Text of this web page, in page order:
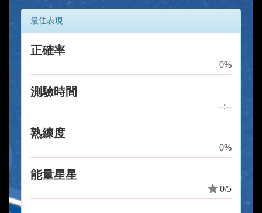
最佳表現
正確率
0%
測驗時間
--:--
熟練度
0%
能量星星
0/5